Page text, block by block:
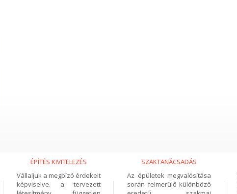
ÉPÍTÉS KIVITELEZÉS
Vállaljuk a megbízó érdekeit
képviselve. a tervezett
SZAKTANÁCSADÁS
Az épületek megvalósítása
során felmerülő különböző